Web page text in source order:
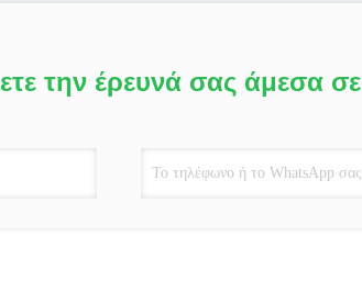
την έρευνά σας άμεσα σε